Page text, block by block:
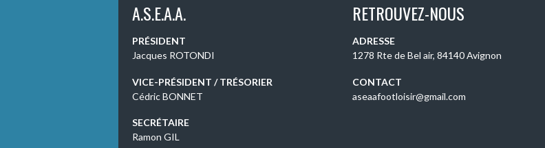
A.S.E.A.A.
PRÉSIDENT
Jacques ROTONDI
VICE-PRÉSIDENT / TRÉSORIER
Cédric BONNET
SECRÉTAIRE
Ramon GIL
RETROUVEZ-NOUS
ADRESSE
1278 Rte de Bel air, 84140 Avignon
CONTACT
aseaafootloisir@gmail.com